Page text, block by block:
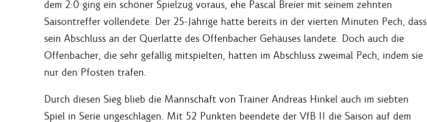
dem 2:0 ging ein schöner Spielzug voraus, ehe Pascal Breier mit seinem zehnten
Saisontreffer vollendete. Der 25-Jährige hatte bereits in der vierten Minuten Pech, dass
sein Abschluss an der Querlatte des Offenbacher Gehäuses landete. Doch auch die
Offenbacher, die sehr gefällig mitspielten, hatten im Abschluss zweimal Pech, indem sie
nur den Pfosten trafen.
Durch diesen Sieg blieb die Mannschaft von Trainer Andreas Hinkel auch im siebten
Spiel in Serie ungeschlagen. Mit 52 Punkten beendete der VfB II die Saison auf dem